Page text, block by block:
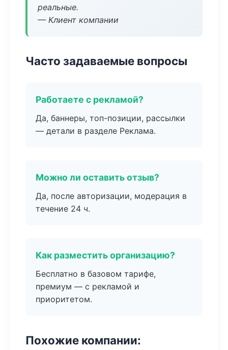
реальные.
— Клиент компании
Часто задаваемые вопросы
Работаете с рекламой?
Да, баннеры, топ-позиции, рассылки
— детали в разделе Реклама.
Можно ли оставить отзыв?
Да, после авторизации, модерация в
течение 24 ч.
Как разместить организацию?
Бесплатно в базовом тарифе,
премиум — с рекламой и
приоритетом.
Похожие компании: